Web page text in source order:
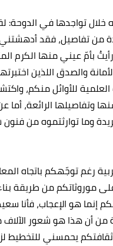
خلال تواجدها في
من تفاصيل، فقد أدهشتني
بأمّ عيني منها الكرم
والصدق اللذين
للأوائل منكم،
الرائعة، أما
وما توارثتموه من
رغم توجّهكم باتجاه
موروثاتكم من طريقة
إنما هو الإعجاب، فأنا
أن هذا هو شعور الآلاف
يحمسني للتخطيط